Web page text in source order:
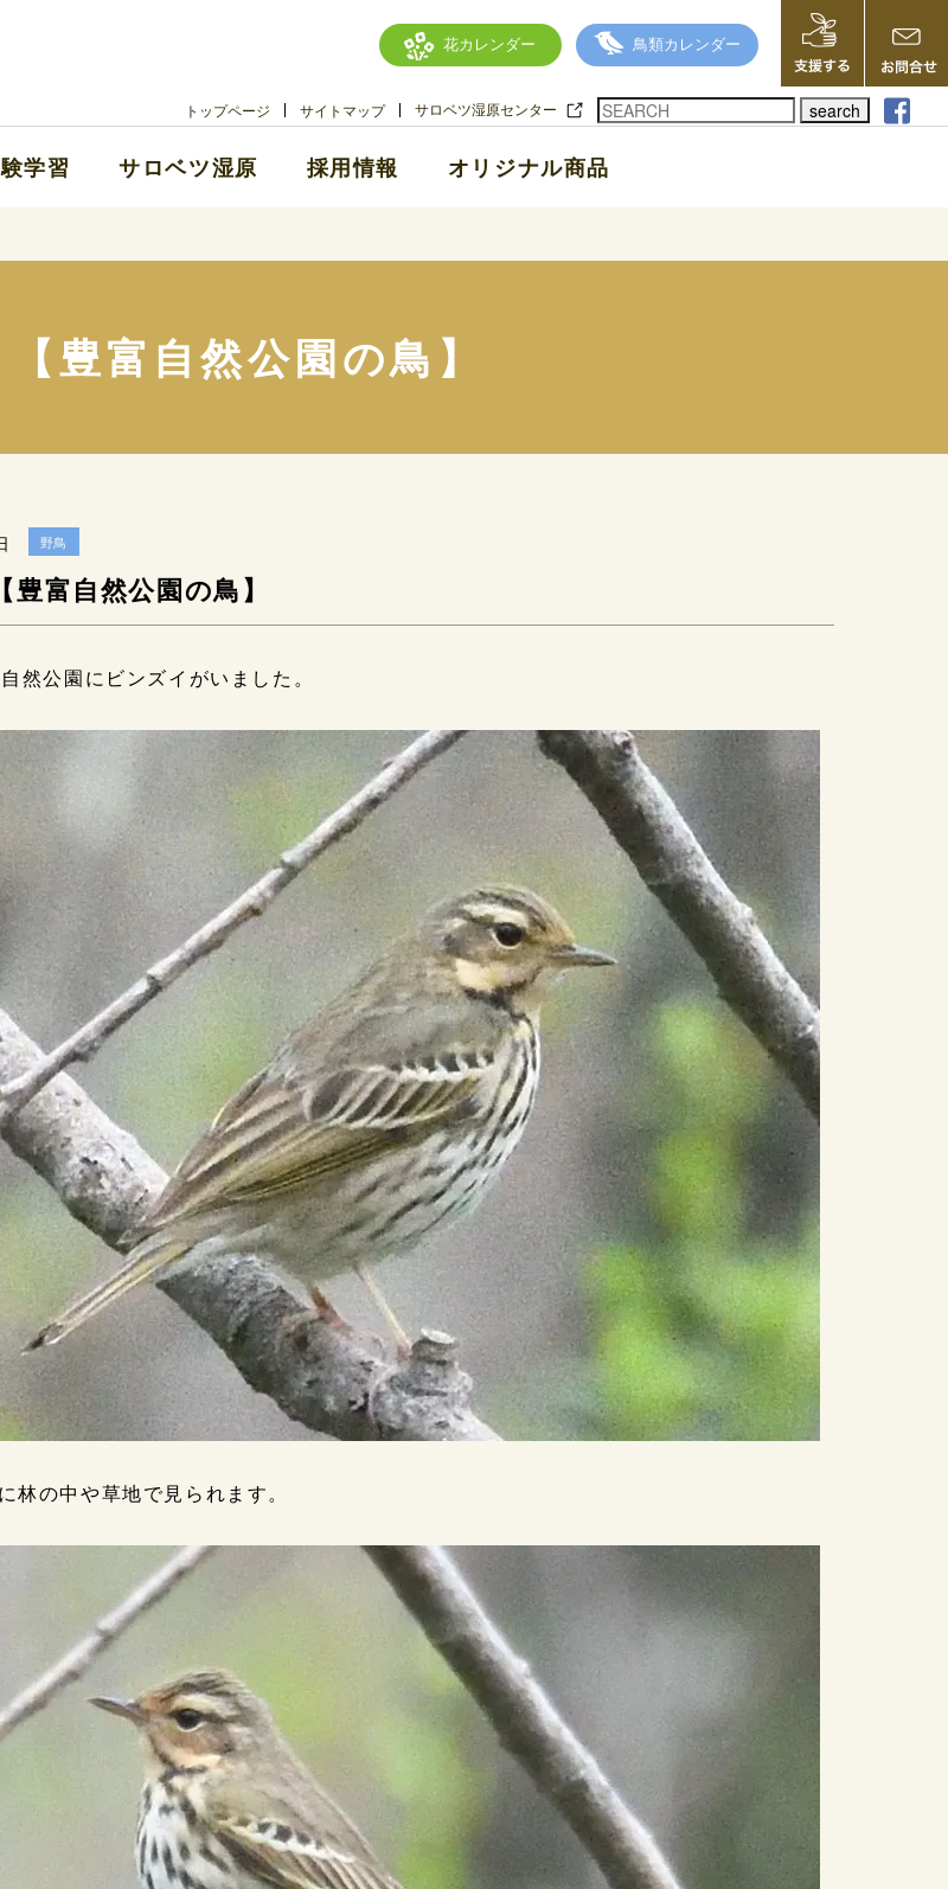
花カレンダー 鳥類カレンダー
トップページ サイトマップ サロベツ湿原センター search
学習 サロベツ湿原 採用情報 オリジナル商品
豊富自然公園の鳥】
野鳥
豊富自然公園の鳥】
然公園にビンズイがいました。
林の中や草地で見られます。